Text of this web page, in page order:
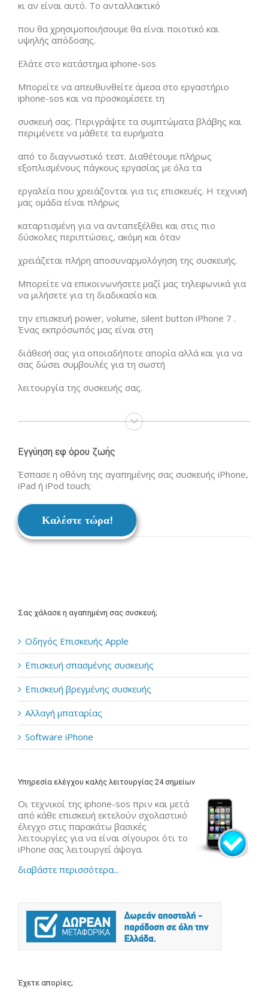
κι αν είναι αυτό. Το ανταλλακτικό
που θα χρησιμοποιήσουμε θα είναι ποιοτικό και
υψηλής απόδοσης.
Ελάτε στο κατάστημα iphone-sos
Μπορείτε να απευθυνθείτε άμεσα στο εργαστήριο
iphone-sos και να προσκομίσετε τη
συσκευή σας. Περιγράψτε τα συμπτώματα βλάβης και
περιμένετε να μάθετε τα ευρήματα
από το διαγνωστικό τεστ. Διαθέτουμε πλήρως
εξοπλισμένους πάγκους εργασίας με όλα τα
εργαλεία που χρειάζονται για τις επισκευές. Η τεχνική
μας ομάδα είναι πλήρως
καταρτισμένη για να ανταπεξέλθει και στις πιο
δύσκολες περιπτώσεις, ακόμη και όταν
χρειάζεται πλήρη αποσυναρμολόγηση της συσκευής.
Μπορείτε να επικοινωνήσετε μαζί μας τηλεφωνικά για
να μιλήσετε για τη διαδικασία και
την επισκευή power, volume, silent button iPhone 7 .
Ένας εκπρόσωπός μας είναι στη
διάθεσή σας για οποιαδήποτε απορία αλλά και για να
σας δώσει συμβουλές για τη σωστή
λειτουργία της συσκευής σας.
Εγγύηση εφ όρου ζωής
Έσπασε η οθόνη της αγαπημένης σας συσκευής iPhone,
iPad ή iPod touch;
Καλέστε τώρα!
Σας χάλασε η αγαπημένη σας συσκευή;
Οδηγός Επισκευής Apple
Επισκευή σπασμένης συσκευής
Επισκευή βρεγμένης συσκευής
Αλλαγή μπαταρίας
Software iPhone
Υπηρεσία ελέγχου καλής λειτουργίας 24 σημείων
Οι τεχνικοί της iphone-sos πριν και μετά
από κάθε επισκευή εκτελούν σχολαστικό
έλεγχο στις παρακάτω βασικές
λειτουργίες για να είναι σίγουροι ότι το
iPhone σας λειτουργεί άψογα.
διαβάστε περισσότερα...
Έχετε απορίες;